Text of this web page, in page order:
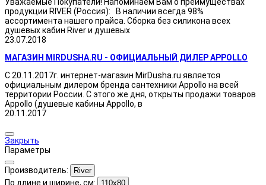
продукции RIVER (Россия): В наличии всегда 98%
ассортимента нашего прайса. Сборка без силикона всех
душевых кабин River и душевых
23.07.2018
МАГАЗИН MIRDUSHA.RU - ОФИЦИАЛЬНЫЙ ДИЛЕР APPOLLO
С 20.11.2017г. интернет-магазин MirDusha.ru является
официальным дилером бренда сантехники Appollo на всей
территории России. С этого же дня, открыты продажи товаров
Appollo (душевые кабины Appollo, в
20.11.2017
Закрыть
Параметры
Производитель: River
По длине и ширине, см:
110x80